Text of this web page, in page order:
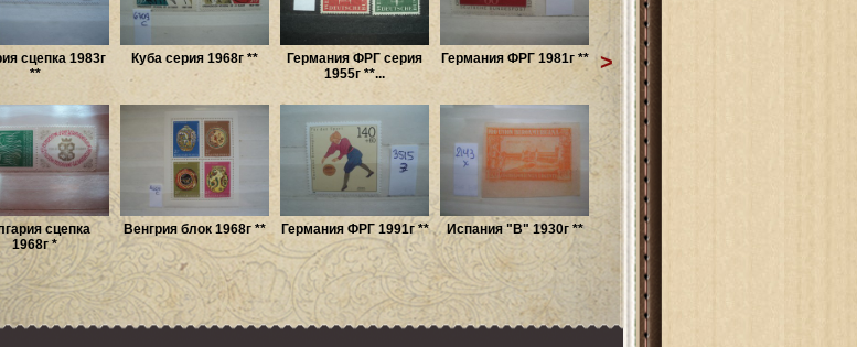
сцепка 1983г
**
Куба серия 1968г **
Германия ФРГ серия
1955г **...
Германия ФРГ 1981г **
сцепка
1968г *
Венгрия блок 1968г ** Германия ФРГ 1991г ** Испания "B" 1930г **
>